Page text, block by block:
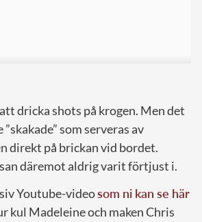
dricka shots på krogen. Men det
”skakade” som serveras av
direkt på brickan vid bordet.
däremot aldrig varit förtjust i.
Youtube-videosom ni kan se här
kul Madeleine och maken Chris